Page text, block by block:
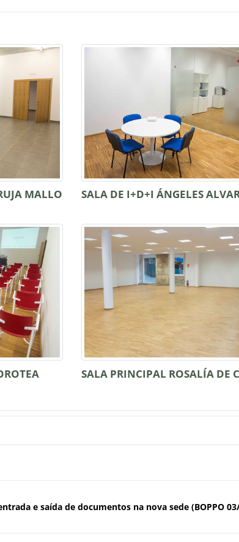
MALLO SALA DE I+D+I ÁNGELES
SALA PRINCIPAL ROSALÍA DE
e saída de documentos na nova sede (BOPPO